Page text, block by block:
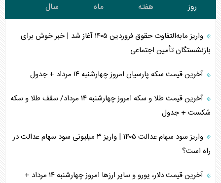
روز هفته ماه سال
واریز مابه‌التفاوت حقوق فروردین ۱۴۰۵ آغاز شد | خبر خوش برای
بازنشستگان تأمین اجتماعی
آخرین قیمت سکه پارسیان امروز چهارشنبه ۱۴ مرداد + جدول
آخرین قیمت طلا و سکه امروز چهارشنبه ۱۴ مرداد/ سقف طلا و سکه
شکست + جدول
واریز سود سهام عدالت ۱۴۰۵ | واریز ۳ میلیونی سود سهام عدالت در
راه است؟
آخرین قیمت دلار، یورو و سایر ارز‌ها امروز چهارشنبه ۱۴ مرداد +